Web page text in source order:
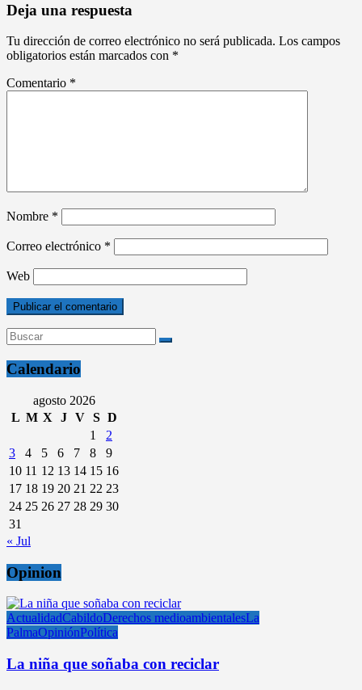
Deja una respuesta
Tu dirección de correo electrónico no será publicada. Los campos
obligatorios están marcados con *
Comentario *
Nombre *
Correo electrónico *
Web
Calendario
agosto 2026
L M X J V S D
1
2
3
4 5 6 7 8
9
10 11 12 13 14 15 16
17 18 19 20 21 22 23
24 25 26 27 28 29 30
31
« Jul
Opinion
ActualidadCabildoDerechos medioambientalesLa
PalmaOpiniónPolítica
La niña que soñaba con reciclar